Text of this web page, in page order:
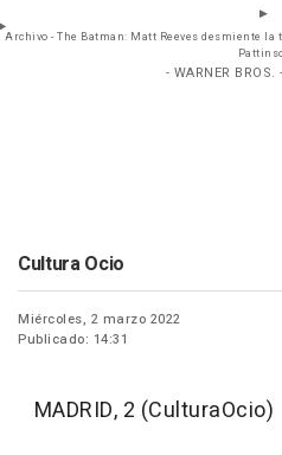
Archivo - The Batman: Matt Reeves desmiente
- WARNER BROS.
Cultura Ocio
Miércoles, 2 marzo 2022
Publicado: 14:31
MADRID, 2 (CulturaOcio)